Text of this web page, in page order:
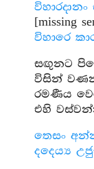
[missing
විහාරෙ
සඟුනට
විසින්
රමණීය
එහි
තෙසං
දදෙය්‍ය